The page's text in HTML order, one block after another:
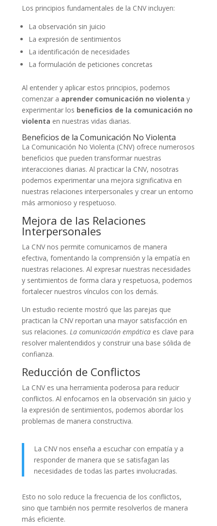
Los principios fundamentales de la CNV incluyen:
La observación sin juicio
La expresión de sentimientos
La identificación de necesidades
La formulación de peticiones concretas
Al entender y aplicar estos principios, podemos
comenzar a aprender comunicación no violenta y
experimentar los beneficios de la comunicación no
violenta en nuestras vidas diarias.
Beneficios de la Comunicación No Violenta
La Comunicación No Violenta (CNV) ofrece numerosos
beneficios que pueden transformar nuestras
interacciones diarias. Al practicar la CNV, nosotras
podemos experimentar una mejora significativa en
nuestras relaciones interpersonales y crear un entorno
más armonioso y respetuoso.
Mejora de las Relaciones
Interpersonales
La CNV nos permite comunicarnos de manera
efectiva, fomentando la comprensión y la empatía en
nuestras relaciones. Al expresar nuestras necesidades
y sentimientos de forma clara y respetuosa, podemos
fortalecer nuestros vínculos con los demás.
Un estudio reciente mostró que las parejas que
practican la CNV reportan una mayor satisfacción en
sus relaciones. La comunicación empáticaes clave para
resolver malentendidos y construir una base sólida de
confianza.
Reducción de Conflictos
La CNV es una herramienta poderosa para reducir
conflictos. Al enfocarnos en la observación sin juicio y
la expresión de sentimientos, podemos abordar los
problemas de manera constructiva.
La CNV nos enseña a escuchar con empatía y a
responder de manera que se satisfagan las
necesidades de todas las partes involucradas.
Esto no solo reduce la frecuencia de los conflictos,
sino que también nos permite resolverlos de manera
más eficiente.